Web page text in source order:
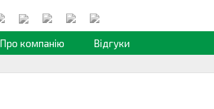
Про компанію Відгуки